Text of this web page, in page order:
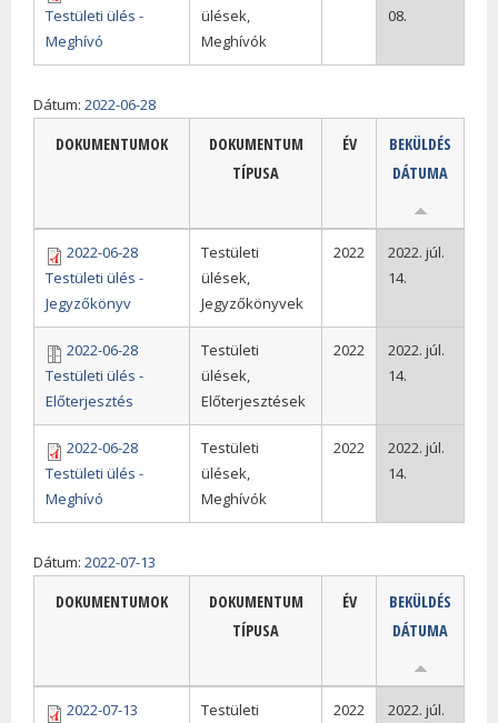
Testületi ülés -
Meghívó
ülések,
Meghívók
08.
Dátum: 2022-06-28
DOKUMENTUMOK
DOKUMENTUM
TÍPUSA
ÉV
BEKÜLDÉS
DÁTUMA
2022-06-28
Testületi ülés -
Jegyzőkönyv
Testületi
ülések,
Jegyzőkönyvek
2022
2022. júl.
14.
2022-06-28
Testületi ülés -
Előterjesztés
Testületi
ülések,
Előterjesztések
2022
2022. júl.
14.
2022-06-28
Testületi ülés -
Meghívó
Testületi
ülések,
Meghívók
2022
2022. júl.
14.
Dátum: 2022-07-13
DOKUMENTUMOK
DOKUMENTUM
TÍPUSA
ÉV
BEKÜLDÉS
DÁTUMA
2022-07-13
Testületi
2022
2022. júl.